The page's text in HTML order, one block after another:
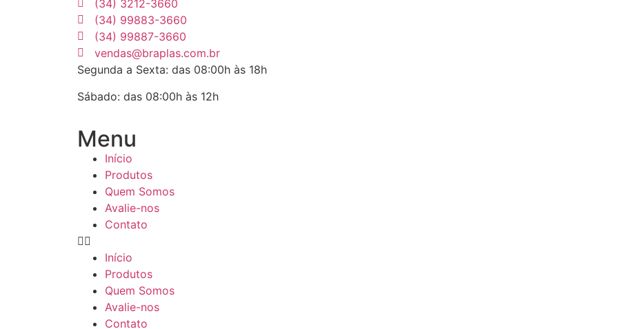
(34) 3212-3660
(34) 99883-3660
(34) 99887-3660
vendas@braplas.com.br
Segunda a Sexta: das 08:00h às 18h
Sábado: das 08:00h às 12h
Menu
Início
Produtos
Quem Somos
Avalie-nos
Contato
Início
Produtos
Quem Somos
Avalie-nos
Contato